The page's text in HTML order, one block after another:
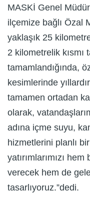
MASKİ Genel
ilçemize bağlı Özal
yaklaşık 25
2 kilometrelik kısmı
tamamlandığında,
kesimlerinde
tamamen ortadan
olarak,
adına içme suyu,
hizmetlerini planlı
yatırımlarımızı
verecek hem de
tasarlıyoruz.”dedi.